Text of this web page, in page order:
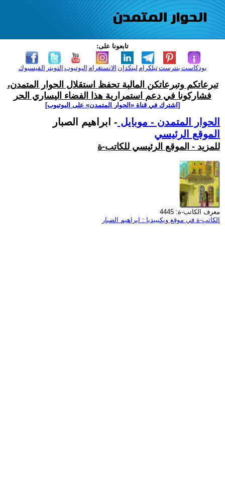
تابعونا على:
الفيسبوك التويتر اليوتيوب الانستغرام لينكدإن تيلكرامبنترست بودكاست
تبرعاتكم وتبرعاتكن المالية تحفظ استقلال الحوار المتمدن،
فشاركونا في دعم استمرارية هذا الفضاء اليساري الحر
[اشترك في قناة ‫«الحوار المتمدن» على اليوتيوب]
الحوار المتمدن - موبايل - ابراهيم الصبار
الموقع الرئيسي
للمزيد - الموقع الرئيسي للكاتب-ة
معرف الكاتب-ة: 4445
الكاتب-ة في موقع ويكيبيديا : ابراهيم الصبار